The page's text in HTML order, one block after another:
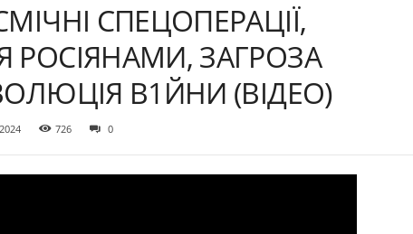
СПЕЦОПЕРАЦІЇ,
РОСІЯНАМИ, ЗАГРОЗА
В1ЙНИ (ВІДЕО)
726 0